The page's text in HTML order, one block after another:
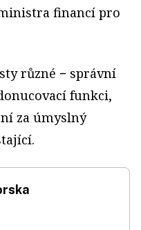
financí pro
různé − správní
funkci,
za úmyslný